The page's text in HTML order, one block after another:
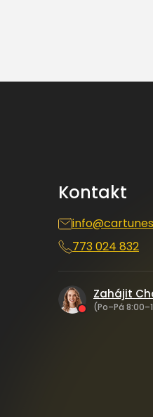
Kontakt
info@
773 024 832
Zahájit
(Po–Pá